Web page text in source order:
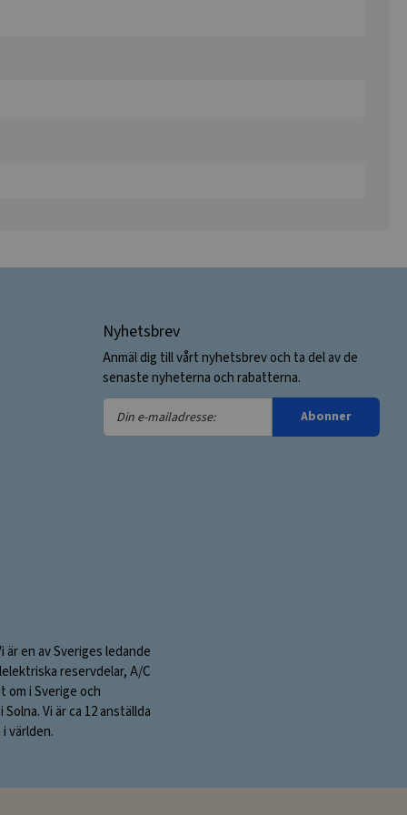
Nyhetsbrev
Anmäl dig till vårt nyhetsbrev och ta del av de
senaste nyheterna och rabatterna.
Din
e-
Abonner
en av Sveriges ledande
reservdelar, A/C
om i Sverige och
Vi är ca 12 anställda
världen.